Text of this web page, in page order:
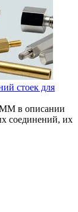
стоек для
в описании
соединений, их